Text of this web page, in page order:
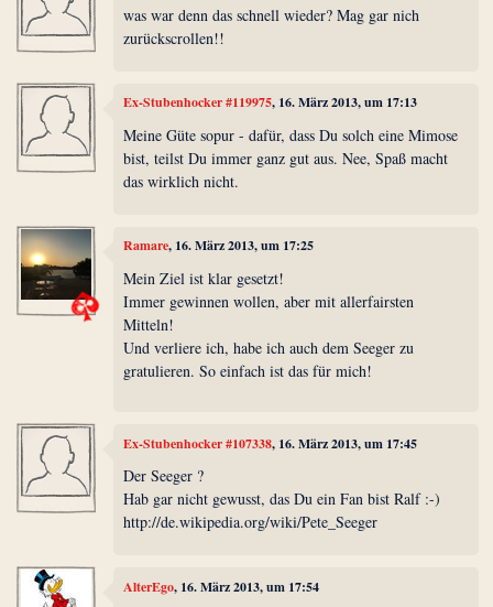
was war denn das schnell wieder? Mag gar nich
zurückscrollen!!
Ex-Stubenhocker #119975, 16. März 2013, um 17:13
Meine Güte sopur - dafür, dass Du solch eine Mimose
bist, teilst Du immer ganz gut aus. Nee, Spaß macht
das wirklich nicht.
Ramare, 16. März 2013, um 17:25
Mein Ziel ist klar gesetzt!
Immer gewinnen wollen, aber mit allerfairsten
Mitteln!
Und verliere ich, habe ich auch dem Seeger zu
gratulieren. So einfach ist das für mich!
Ex-Stubenhocker #107338, 16. März 2013, um 17:45
Der Seeger ?
Hab gar nicht gewusst, das Du ein Fan bist Ralf :-)
http://de.wikipedia.org/wiki/Pete_Seeger
AlterEgo, 16. März 2013, um 17:54